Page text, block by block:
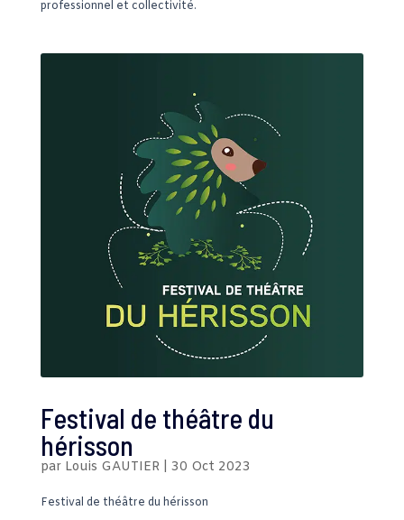
professionnel et collectivité.
Festival de théâtre du
hérisson
par Louis GAUTIER 30 Oct 2023
Festival de théâtre du hérisson